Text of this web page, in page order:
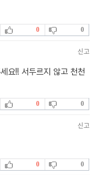
0 0
신고
요!! 서두르지 않고 천천
0 0
신고
0 0